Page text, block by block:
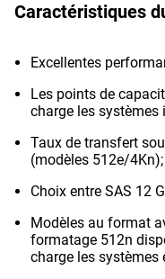
Caractéristiques
Excellentes
Les points de
charge les
Taux de transfert
(modèles 512e/
Choix entre SAS 12
Modèles au format
formatage 512n
charge les systèmes